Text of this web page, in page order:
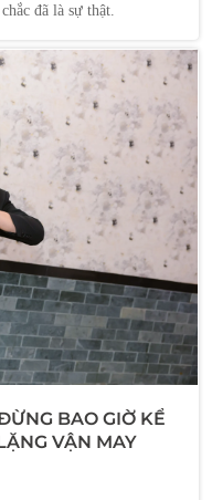
đã là sự thật.
BAO GIỜ KỂ
VẬN MAY